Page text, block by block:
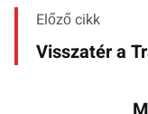
Előző cikk
Visszatér a